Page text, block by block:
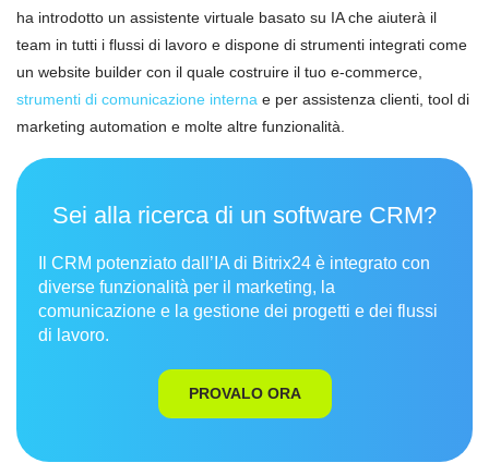
ha introdotto un assistente virtuale basato su IA che aiuterà il
team in tutti i flussi di lavoro e dispone di strumenti integrati come
un website builder con il quale costruire il tuo e-commerce,
strumenti di comunicazione interna e per assistenza clienti, tool di
marketing automation e molte altre funzionalità.
Sei alla ricerca di un software CRM?
Il CRM potenziato dall’IA di Bitrix24 è integrato con
diverse funzionalità per il marketing, la
comunicazione e la gestione dei progetti e dei flussi
di lavoro.
PROVALO ORA